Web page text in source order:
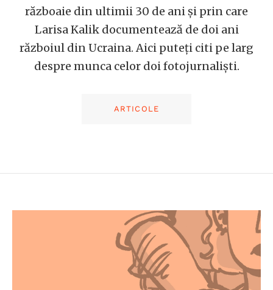
războaie din ultimii 30 de ani și prin care
Larisa Kalik documentează de doi ani
războiul din Ucraina. Aici puteți citi pe larg
despre munca celor doi fotojurnaliști.
ARTICOLE